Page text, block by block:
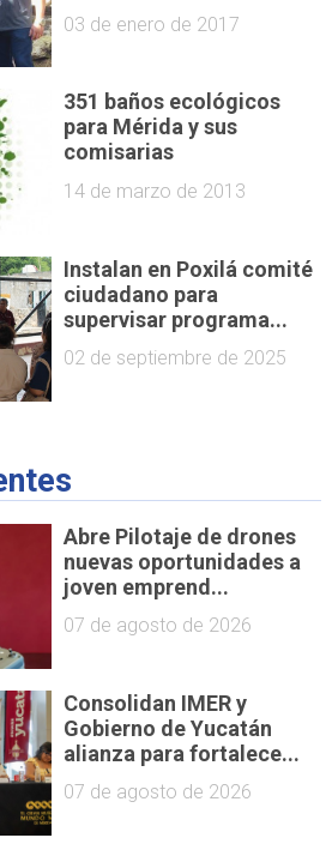
03 de enero de 2017
351 baños ecológicos
para Mérida y sus
comisarias
14 de marzo de 2013
Instalan en Poxilá comité
ciudadano para
supervisar programa...
02 de septiembre de 2025
Abre Pilotaje de drones
nuevas oportunidades a
joven emprend...
07 de agosto de 2026
Consolidan IMER y
Gobierno de Yucatán
alianza para fortalece...
07 de agosto de 2026